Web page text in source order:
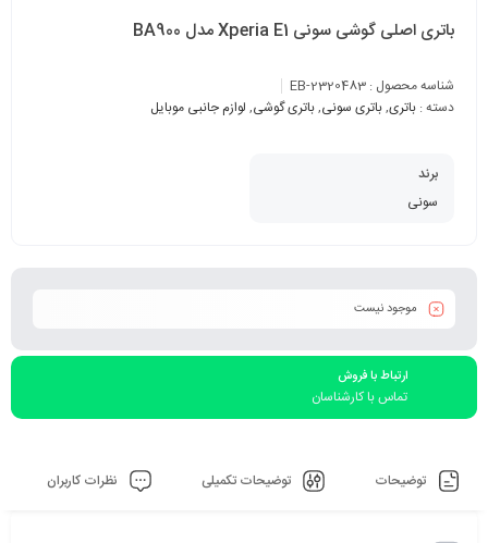
باتری اصلی گوشی سونی Xperia E1 مدل BA900
شناسه محصول : EB-2320483
دسته : باتری,باتری سونی,باتری گوشی, لوازم جانبی موبایل
برند
سونی
موجود نیست
ارتباط با فروش
تماس با کارشناسان
توضیحات توضیحات تکمیلی نظرات کاربران